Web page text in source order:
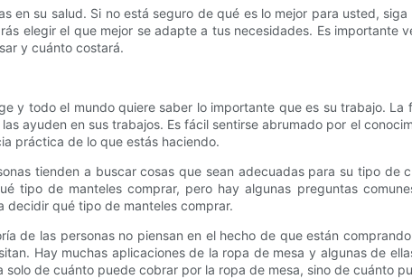
en su salud. Si no está seguro de qué es lo mejor para usted,
elegir el que mejor se adapte a tus necesidades. Es importante
y cuánto costará.
y todo el mundo quiere saber lo importante que es su trabajo.
ayuden en sus trabajos. Es fácil sentirse abrumado por el
práctica de lo que estás haciendo.
tienden a buscar cosas que sean adecuadas para su tipo
tipo de manteles comprar, pero hay algunas preguntas
decidir qué tipo de manteles comprar.
de las personas no piensan en el hecho de que están
Hay muchas aplicaciones de la ropa de mesa y algunas de
de cuánto puede cobrar por la ropa de mesa, sino de cuánto